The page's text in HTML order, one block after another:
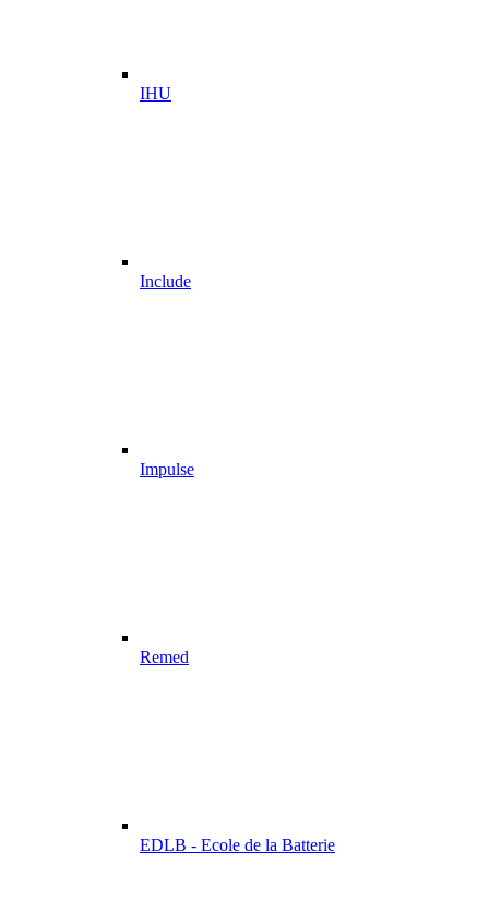
IHU
Include
Impulse
Remed
EDLB - Ecole de la Batterie